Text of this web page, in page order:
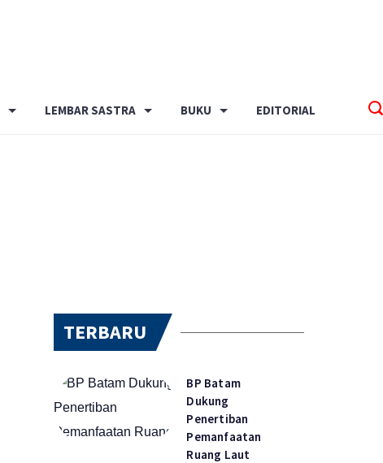
LEMBAR SASTRA BUKU EDITORIAL
TERBARU
BP Batam
Dukung
Penertiban
Pemanfaatan
Ruang Laut